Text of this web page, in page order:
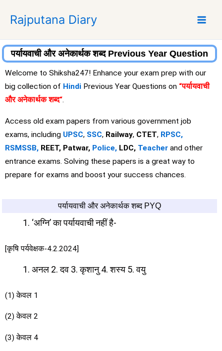
p
Rajputana Diary
पर्यायवाची और अनेकार्थक शब्द Previous Year Question
Welcome to Shiksha247! Enhance your exam prep with our
big collection of Hindi Previous Year Questions on “पर्यायवाची
और अनेकार्थक शब्द“.
Access old exam papers from various government job
exams, including UPSC, SSC, Railway, CTET, RPSC,
RSMSSB, REET, Patwar, Police, LDC, Teacher and other
entrance exams. Solving these papers is a great way to
prepare for exams and boost your success chances.
पर्यायवाची और अनेकार्थक शब्द PYQ
‘अग्नि’ का पर्यायवाची नहीं है-
[कृषि पर्यवेक्षक-4.2.2024]
अनल 2. दव 3. कृशानु 4. शस्य 5. वयु
(1) केवल 1
(2) केवल 2
(3) केवल 4